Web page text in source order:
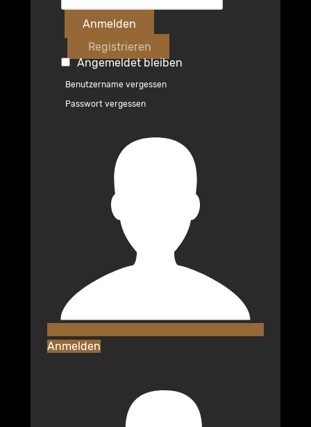
Anmelden
Registrieren
Angemeldet bleiben
Benutzername vergessen
Passwort vergessen
Anmelden